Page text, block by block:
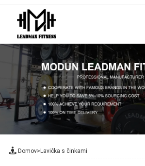
Domov>Lavička s činkami